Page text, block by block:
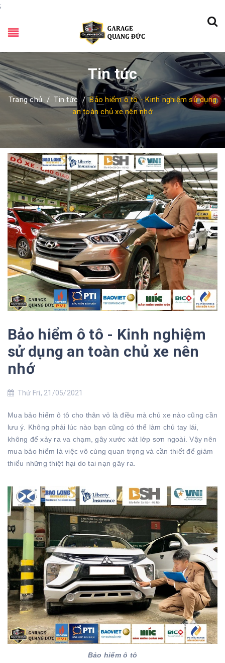
;
Tin tức
Trang chủ / Tin tức / Bảo hiểm ô tô - Kinh nghiệm sử dụng
an toàn chủ xe nên nhớ
Bảo hiểm ô tô - Kinh nghiệm
sử dụng an toàn chủ xe nên
nhớ
Thứ Fri, 21/05/2021
Mua bảo hiểm ô tô cho thân vỏ là điều mà chủ xe nào cũng cần
lưu ý. Không phải lúc nào bạn cũng có thể làm chủ tay lái,
không để xảy ra va chạm, gây xước xát lớp sơn ngoài. Vậy nên
mua bảo hiểm là việc vô cùng quan trọng và cần thiết để giảm
thiểu những thiệt hại do tai nạn gây ra.
Bảo hiểm ô tô